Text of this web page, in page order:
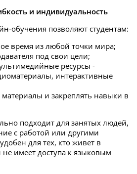
и индивидуальность
обучения позволяют студентам:
время из любой точки мира;
под свои цели;
ресурсы -
интерактивные
материалы и закреплять навыки в
подходит для занятых людей,
с работой или другими
для тех, кто живет в
имеет доступа к языковым